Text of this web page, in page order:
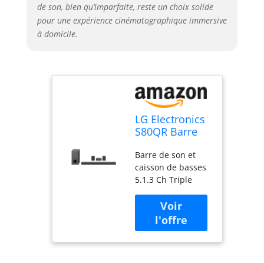
de son, bien qu’imparfaite, reste un choix solide
pour une expérience cinématographique immersive
à domicile.
LG Electronics
S80QR Barre
canaux avec
caisson de
basses sans fil
et haut-parleur
arrière
Barre de son et
caisson de basses
5.1.3 Ch Triple
Atmos/DTS: X/IMAX
AMÉLIORÉ
Calibrage de pièce
Meridian & AI